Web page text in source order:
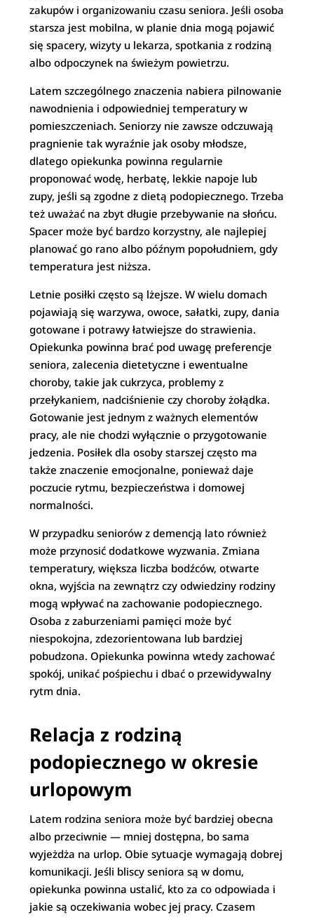
zakupów i organizowaniu czasu seniora. Jeśli osoba
starsza jest mobilna, w planie dnia mogą pojawić
się spacery, wizyty u lekarza, spotkania z rodziną
albo odpoczynek na świeżym powietrzu.
Latem szczególnego znaczenia nabiera pilnowanie
nawodnienia i odpowiedniej temperatury w
pomieszczeniach. Seniorzy nie zawsze odczuwają
pragnienie tak wyraźnie jak osoby młodsze,
dlatego opiekunka powinna regularnie
proponować wodę, herbatę, lekkie napoje lub
zupy, jeśli są zgodne z dietą podopiecznego. Trzeba
też uważać na zbyt długie przebywanie na słońcu.
Spacer może być bardzo korzystny, ale najlepiej
planować go rano albo późnym popołudniem, gdy
temperatura jest niższa.
Letnie posiłki często są lżejsze. W wielu domach
pojawiają się warzywa, owoce, sałatki, zupy, dania
gotowane i potrawy łatwiejsze do strawienia.
Opiekunka powinna brać pod uwagę preferencje
seniora, zalecenia dietetyczne i ewentualne
choroby, takie jak cukrzyca, problemy z
przełykaniem, nadciśnienie czy choroby żołądka.
Gotowanie jest jednym z ważnych elementów
pracy, ale nie chodzi wyłącznie o przygotowanie
jedzenia. Posiłek dla osoby starszej często ma
także znaczenie emocjonalne, ponieważ daje
poczucie rytmu, bezpieczeństwa i domowej
normalności.
W przypadku seniorów z demencją lato również
może przynosić dodatkowe wyzwania. Zmiana
temperatury, większa liczba bodźców, otwarte
okna, wyjścia na zewnątrz czy odwiedziny rodziny
mogą wpływać na zachowanie podopiecznego.
Osoba z zaburzeniami pamięci może być
niespokojna, zdezorientowana lub bardziej
pobudzona. Opiekunka powinna wtedy zachować
spokój, unikać pośpiechu i dbać o przewidywalny
rytm dnia.
Relacja z rodziną
podopiecznego w okresie
urlopowym
Latem rodzina seniora może być bardziej obecna
albo przeciwnie — mniej dostępna, bo sama
wyjeżdża na urlop. Obie sytuacje wymagają dobrej
komunikacji. Jeśli bliscy seniora są w domu,
opiekunka powinna ustalić, kto za co odpowiada i
jakie są oczekiwania wobec jej pracy. Czasem